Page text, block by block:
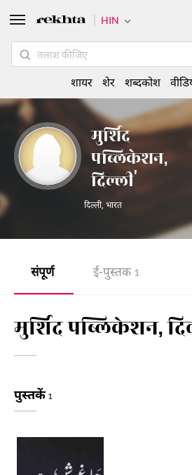
मुर्शिद
पब्लिकेशन,
दिल्ली'
दिल्ली, भारत
संपूर्ण ई-पुस्तक 1
मुर्शिद पब्लिकेशन,
पुस्तकें 1
HIN
शायर शेर शब्दकोश